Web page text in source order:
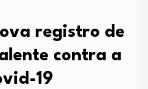
registro de
contra a
19